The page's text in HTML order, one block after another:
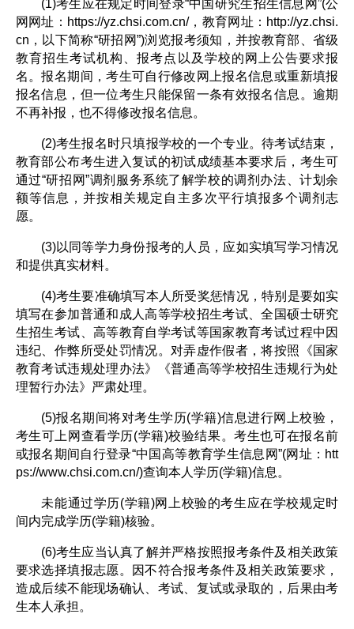
(1)考生应在规定时间登录“中国研究生招生信息网”(公
网网址：https://yz.chsi.com.cn/，教育网址：http://yz.chsi.
cn，以下简称“研招网”)浏览报考须知，并按教育部、省级
教育招生考试机构、报考点以及学校的网上公告要求报
名。报名期间，考生可自行修改网上报名信息或重新填报
报名信息，但一位考生只能保留一条有效报名信息。逾期
不再补报，也不得修改报名信息。
(2)考生报名时只填报学校的一个专业。待考试结束，
教育部公布考生进入复试的初试成绩基本要求后，考生可
通过“研招网”调剂服务系统了解学校的调剂办法、计划余
额等信息，并按相关规定自主多次平行填报多个调剂志
愿。
(3)以同等学力身份报考的人员，应如实填写学习情况
和提供真实材料。
(4)考生要准确填写本人所受奖惩情况，特别是要如实
填写在参加普通和成人高等学校招生考试、全国硕士研究
生招生考试、高等教育自学考试等国家教育考试过程中因
违纪、作弊所受处罚情况。对弄虚作假者，将按照《国家
教育考试违规处理办法》《普通高等学校招生违规行为处
理暂行办法》严肃处理。
(5)报名期间将对考生学历(学籍)信息进行网上校验，
考生可上网查看学历(学籍)校验结果。考生也可在报名前
或报名期间自行登录“中国高等教育学生信息网”(网址：htt
ps://www.chsi.com.cn/)查询本人学历(学籍)信息。
未能通过学历(学籍)网上校验的考生应在学校规定时
间内完成学历(学籍)核验。
(6)考生应当认真了解并严格按照报考条件及相关政策
要求选择填报志愿。因不符合报考条件及相关政策要求，
造成后续不能现场确认、考试、复试或录取的，后果由考
生本人承担。